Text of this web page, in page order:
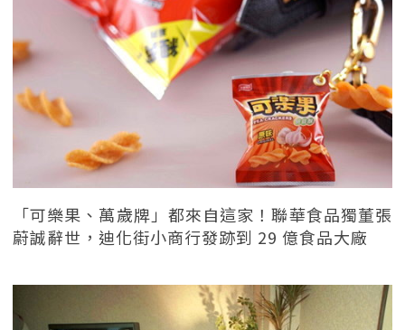
「可樂果、萬歲牌」都來自這家！聯華食品獨董張
蔚誠辭世，迪化街小商行發跡到 29 億食品大廠